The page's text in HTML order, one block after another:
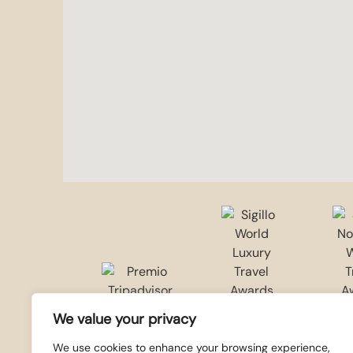
We value your privacy
We use cookies to enhance your browsing experience,